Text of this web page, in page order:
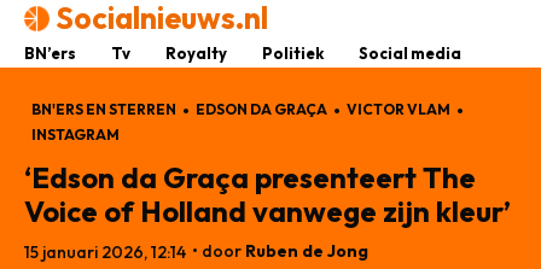
Socialnieuws.nl
BN’ers Tv Royalty Politiek Social media
BN'ERS EN STERREN EDSON DA GRAÇA
VICTOR VLAM
INSTAGRAM
‘Edson da Graça presenteert The
Voice of Holland vanwege zijn kleur’
15 januari 2026, 12:14 • door Ruben de Jong